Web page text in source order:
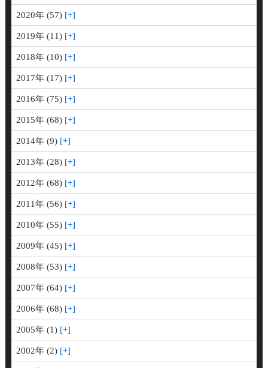
2020年 (57)
2019年 (11)
2018年 (10)
2017年 (17)
2016年 (75)
2015年 (68)
2014年 (9)
2013年 (28)
2012年 (68)
2011年 (56)
2010年 (55)
2009年 (45)
2008年 (53)
2007年 (64)
2006年 (68)
2005年 (1)
2002年 (2)